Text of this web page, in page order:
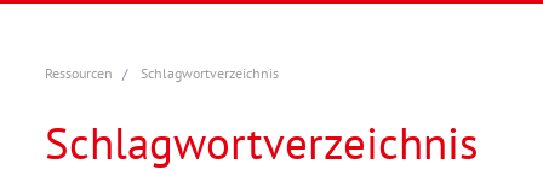
Ressourcen Schlagwortverzeichnis
Schlagwortverzeichnis